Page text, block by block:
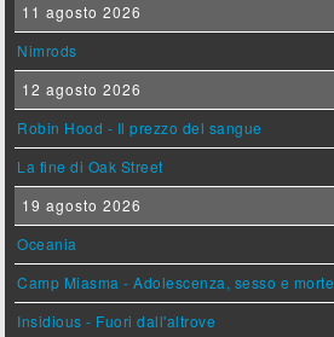
11 agosto 2026
Nimrods
12 agosto 2026
Robin Hood - Il prezzo del sangue
La fine di Oak Street
19 agosto 2026
Oceania
Camp Miasma - Adolescenza, sesso e morte
Insidious - Fuori dall'altrove